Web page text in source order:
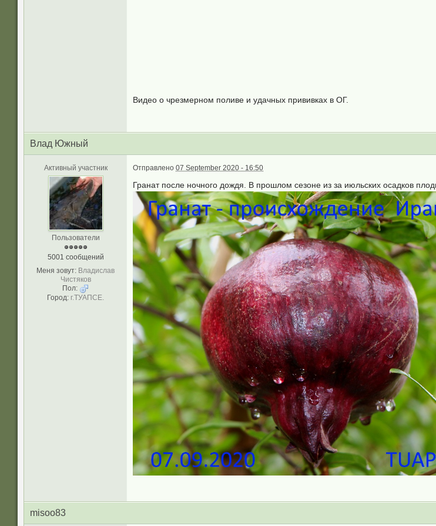
Видео о чрезмерном поливе и удачных прививках в ОГ.
Влад Южный
Активный участник
Пользователи
5001 сообщений
Меня зовут: Владислав
Чистяков
Пол:
Город: г.ТУАПСЕ.
Отправлено 07 September 2020 - 16:50
Гранат после ночного дождя. В прошлом сезоне из за июльских осадков
misoo83